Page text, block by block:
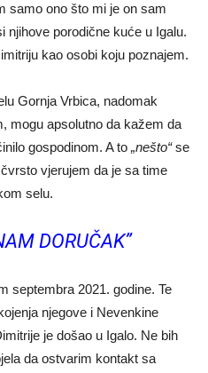
samo ono što mi je on sam
njihove porodične kuće u Igalu.
kao osobi koju poznajem.
Gornja Vrbica, nadomak
mogu apsolutno da kažem da
gospodinom. A to „nešto“se
vjerujem da je sa time
selu.
DORUČAK”
septembra 2021. godine. Te
njegove i Nevenkine
je došao u Igalo. Ne bih
da ostvarim kontakt sa